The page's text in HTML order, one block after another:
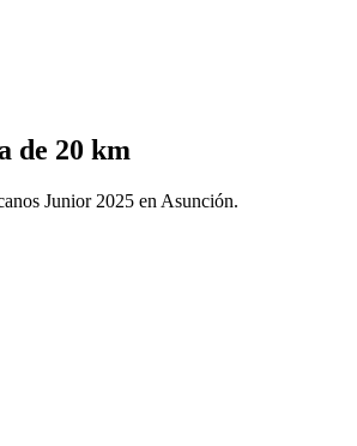
de 20 km
Junior 2025 en Asunción.